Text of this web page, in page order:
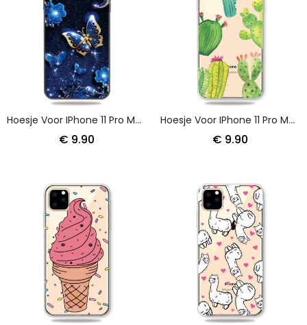
Hoesje Voor IPhone 11 Pro Max Vlinder Op Maanverlichte Nacht
€ 9.90
Hoesje Voor IPhone 11 Pro Max Aquarel Cactus
€ 9.90